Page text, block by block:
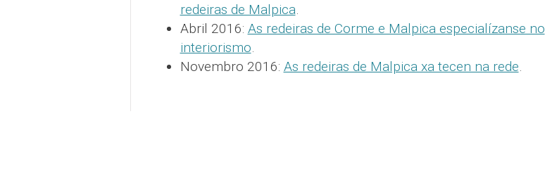
redeiras de Malpica.
Abril 2016: As redeiras de Corme e Malpica especialízanse no
interiorismo.
Novembro 2016: As redeiras de Malpica xa tecen na rede.